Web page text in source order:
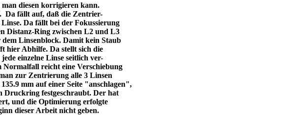
diesen korrigieren kann.
Da fällt auf, daß die Zentrier-
Da fällt bei der Fokussierung
Distanz-Ring zwischen L2 und L3
Linsenblock. Damit kein Staub
hier Abhilfe. Da stellt sich die
einzelne Linse seitlich ver-
reicht eine Verschiebung
zur Zentrierung alle 3 Linsen
mm auf einer Seite "anschlagen",
Druckring festgeschraubt. Der hat
und die Optimierung erfolgte
dieser Arbeit nicht geben.